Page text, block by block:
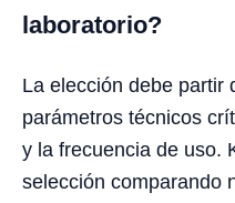
laboratorio?
La elección debe partir
parámetros técnicos
y la frecuencia de uso.
selección comparando